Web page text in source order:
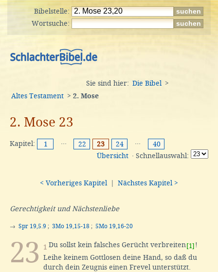
Bibelstelle:
Wortsuche:
Sie sind hier: Die Bibel
>
Altes Testament > 2. Mose
2. Mose 23
Kapitel: 1 ··· 22 23 24 ···
40
Übersicht · Schnellauswahl:
< Vorheriges Kapitel Nächstes Kapitel >
Gerechtigkeit und Nächstenliebe
→ Spr 19,5.9 ; 3Mo 19,15-18 ; 5Mo 19,16-20
23 1 Du sollst kein falsches Gerücht verbreiten [1] !
Leihe keinem Gottlosen deine Hand, so daß du
durch dein Zeugnis einen Frevel unterstützt.